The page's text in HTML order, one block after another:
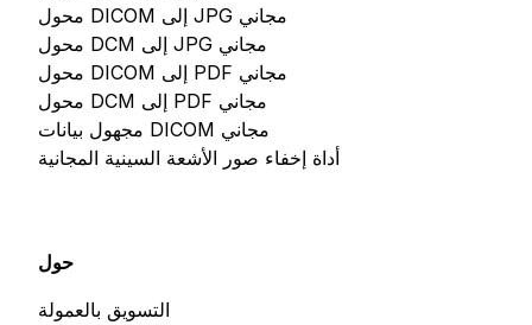
محول DICOM إلى JPG مجاني
محول DCM إلى JPG مجاني
محول DICOM إلى PDF مجاني
محول DCM إلى PDF مجاني
مجهول بيانات DICOM مجاني
أداة إخفاء صور الأشعة السينية المجانية
حول
التسويق بالعمولة